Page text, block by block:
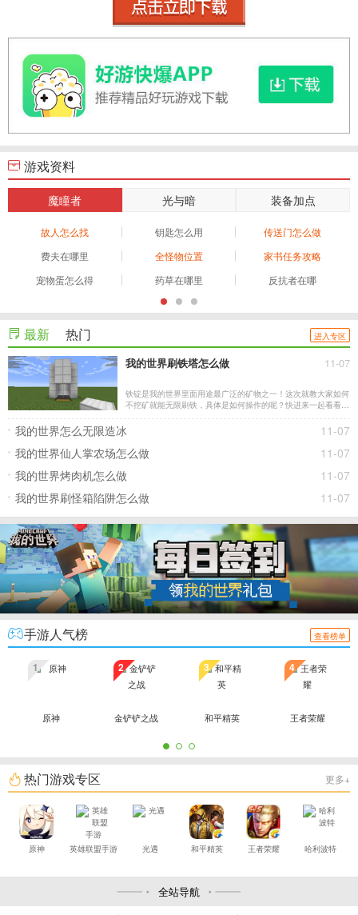
游戏资料
魔瞳者 光与暗 装备加点
故人怎么找 钥匙怎么用
传送门怎么做
费夫在哪里
全怪物位置
家书任务攻略
宠物蛋怎么得
药草在哪里 反抗者在哪
最新 热门 进入专区
我的世界刷铁塔怎么做 11-07
铁锭是我的世界里面用途最广泛的矿物之一！这次就教大家如何
不挖矿就能无限刷铁，具体是如何操作的呢？快进来一起看看
11-07
我的世界怎么无限造冰
11-07
我的世界仙人掌农场怎么做
11-07
我的世界烤肉机怎么做
11-07
我的世界刷怪箱陷阱怎么做
手游人气榜 查看榜单
原神
1
金铲铲之战
2
和平精英
3
王者荣耀
4
热门游戏专区 更多+
原神 英雄联盟手游 光遇 和平精英 王者荣耀 哈利波特
全站导航